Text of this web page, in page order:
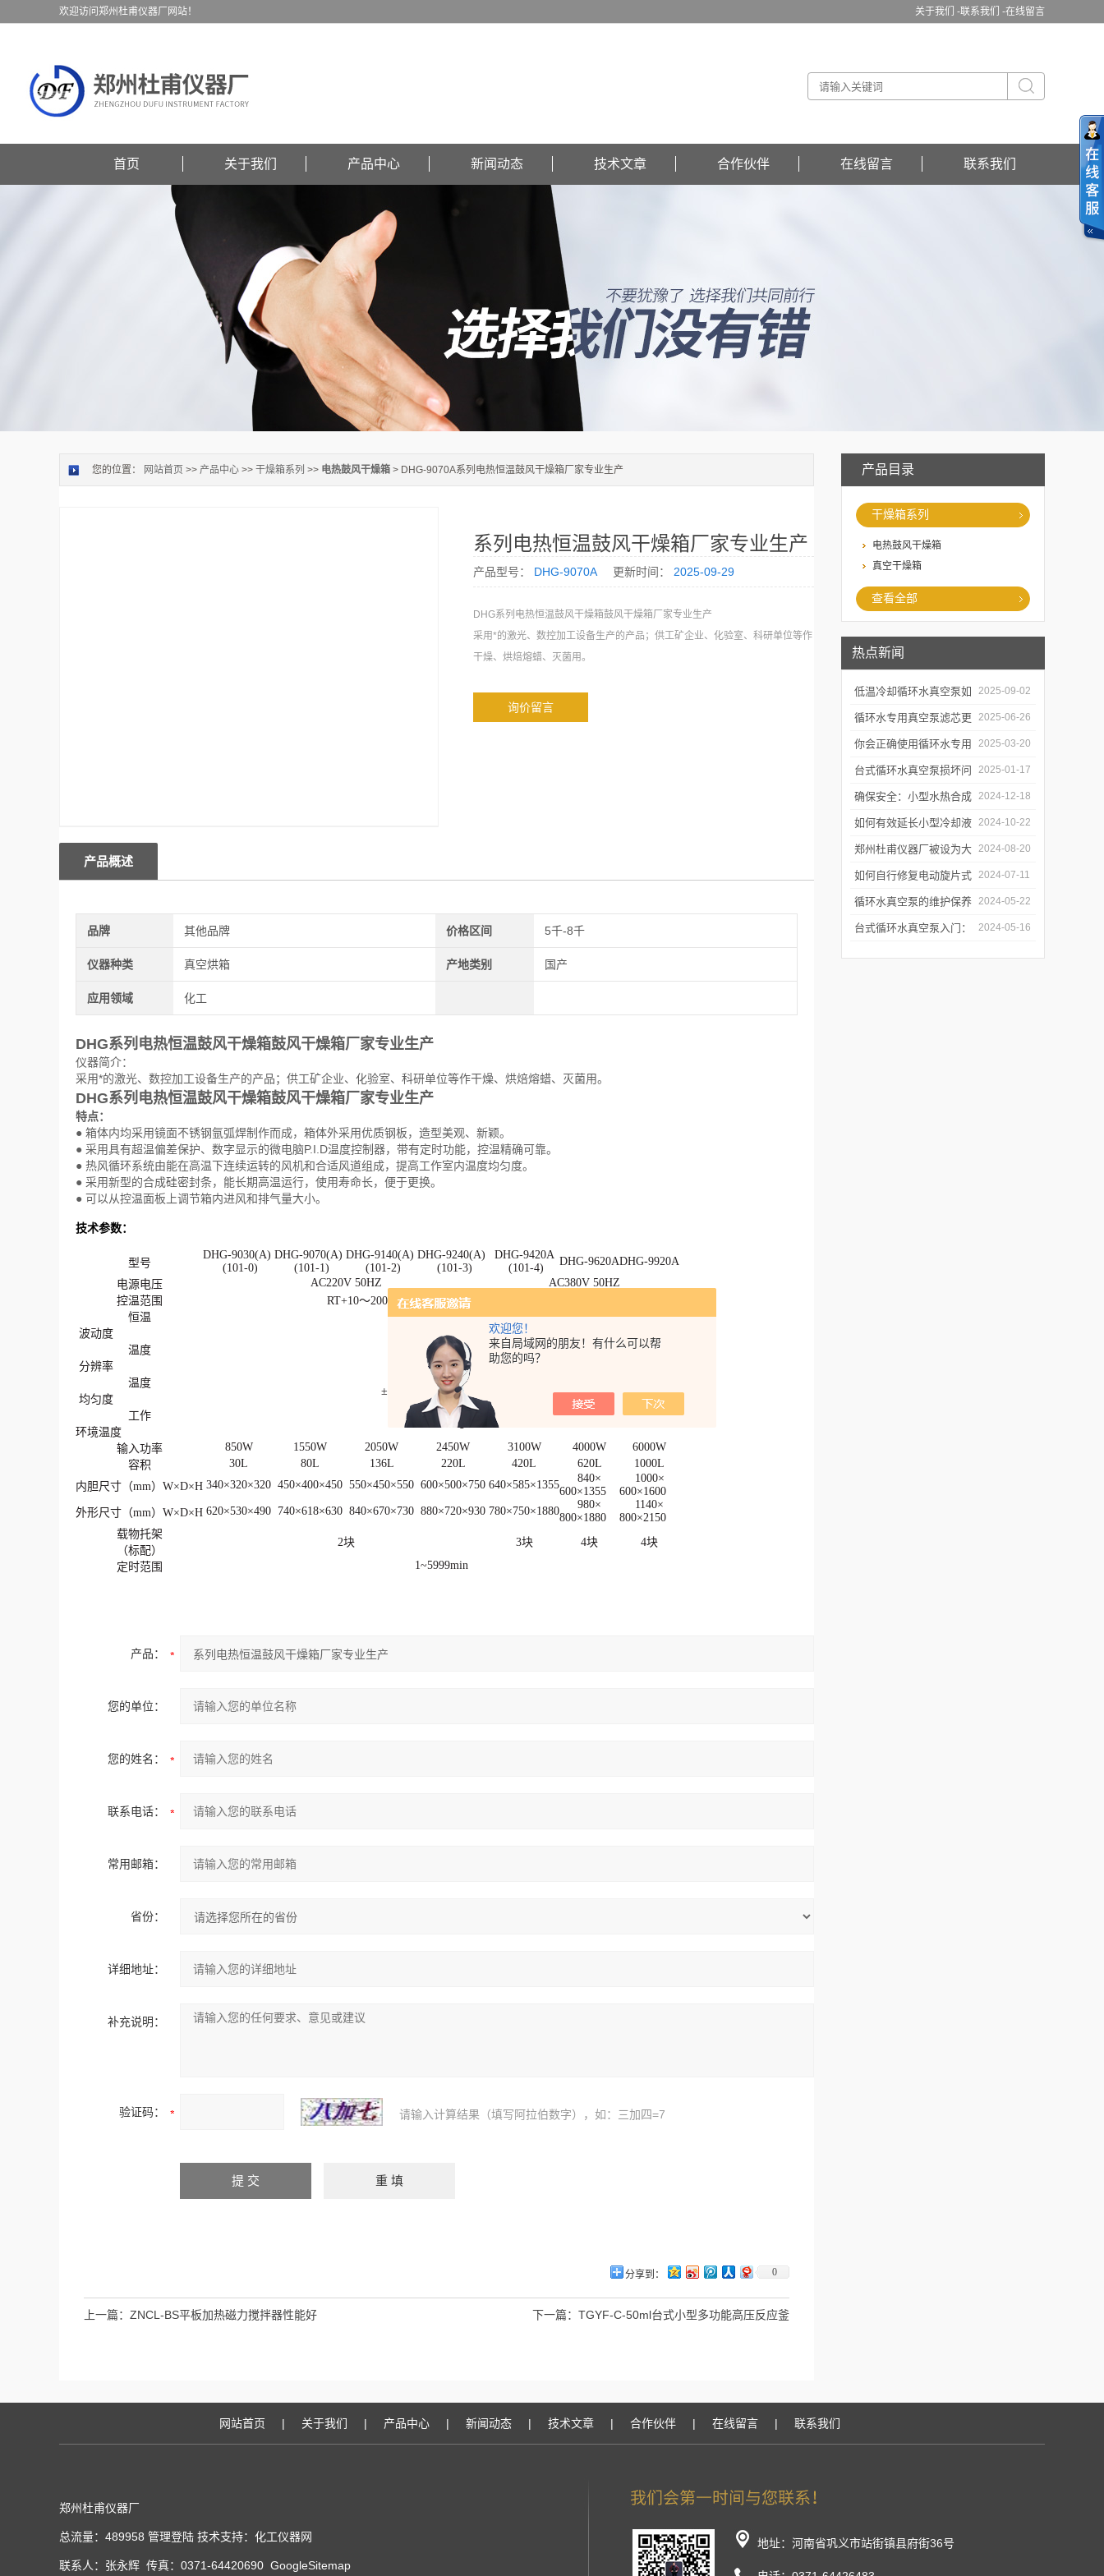
欢迎您！
来自局域网的朋友！有什么可以帮
助您的吗？
关于我们 -联系我们 -在线留言
欢迎访问郑州杜甫仪器厂网站！
首页 关于我们 产品中心 新闻动态 技术文章 合作伙伴 在线留言 联系我们
产品目录
干燥箱系列
电热鼓风干燥箱
真空干燥箱
查看全部
热点新闻
低温冷却循环水真空泵如
何提升制冷与真空效率？
2025-09-02
循环水专用真空泵滤芯更
换周期：基于水质污染度
的判断方法
2025-06-26
你会正确使用循环水专用
真空泵吗？
2025-03-20
台式循环水真空泵损坏问
题诊断与预防措施
2025-01-17
确保安全：小型水热合成
反应釜的操作与维护建议
2024-12-18
如何有效延长小型冷却液
水循环泵的使用寿命？
2024-10-22
郑州杜甫仪器厂被设为大
学生实习就业基地
2024-08-20
如何自行修复电动旋片式
真空泵无法启动的问题
2024-07-11
循环水真空泵的维护保养
与故障排除指南
2024-05-22
台式循环水真空泵入门： 2024-05-16
您的位置： 网站首页 >> 产品中心 >> 干燥箱系列 >> 电热鼓风干燥箱 > DHG-9070A系列电热恒温鼓风干燥箱厂家专业生产
系列电热恒温鼓风干燥箱厂家专业生产
产品型号： DHG-9070A 更新时间： 2025-09-29
DHG系列电热恒温鼓风干燥箱鼓风干燥箱厂家专业生产
采用*的激光、数控加工设备生产的产品；供工矿企业、化验室、科研单位等作
干燥、烘焙熔蜡、灭菌用。
询价留言
产品概述
品牌 其他品牌 价格区间 5千-8千
仪器种类 真空烘箱 产地类别 国产
应用领域 化工
DHG系列电热恒温鼓风干燥箱鼓风干燥箱厂家专业生产
仪器简介：
采用*的激光、数控加工设备生产的产品；供工矿企业、化验室、科研单位等作干燥、烘焙熔蜡、灭菌用。
DHG系列电热恒温鼓风干燥箱鼓风干燥箱厂家专业生产
特点：
● 箱体内均采用镜面不锈钢氩弧焊制作而成，箱体外采用优质钢板，造型美观、新颖。
● 采用具有超温偏差保护、数字显示的微电脑P.I.D温度控制器，带有定时功能，控温精确可靠。
● 热风循环系统由能在高温下连续运转的风机和合适风道组成，提高工作室内温度均匀度。
● 采用新型的合成硅密封条，能长期高温运行，使用寿命长，便于更换。
● 可以从控温面板上调节箱内进风和排气量大小。
技术参数：
型号
DHG-9030(A)
(101-0)
DHG-9070(A)
(101-1)
DHG-9140(A)
(101-2)
DHG-9240(A)
(101-3)
DHG-9420A
(101-4)
DHG-9620ADHG-9920A
电源电压
AC220V 50HZ
AC380V 50HZ
控温范围
RT+10～200℃/RT+10～250℃（需订货说明）
恒温
波动度
温度
分辨率
0.1℃
温度
均匀度
±3%（测试点为100℃）
工作
环境温度
+5～40℃
输入功率
850W 1550W 2050W 2450W 3100W 4000W
6000W
容积
30L 80L 136L 220L 420L 620L
1000L
内胆尺寸（mm）W×D×H 340×320×320 450×400×450 550×450×550 600×500×750 640×585×1355
840×
600×1355
1000×
600×1600
外形尺寸（mm）W×D×H 620×530×490 740×618×630 840×670×730 880×720×930 780×750×1880
980×
800×1880
1140×
800×2150
载物托架
（标配）
2块 3块 4块
4块
定时范围
1~5999min
产品：
您的单位：
您的姓名：
联系电话：
常用邮箱：
省份：
详细地址：
补充说明：
验证码： 请输入计算结果（填写阿拉伯数字），如：三加四=7
分享到： 0
上一篇： ZNCL-BS平板加热磁力搅拌器性能好 下一篇： TGYF-C-50ml台式小型多功能高压反应釜
网站首页 | 关于我们 | 产品中心 | 新闻动态 | 技术文章 | 合作伙伴 | 在线留言 | 联系我们
郑州杜甫仪器厂
总流量：489958 管理登陆 技术支持： 化工仪器网
联系人：张永辉 传真：0371-64420690 GoogleSitemap
地址：河南省巩义市站街镇县府街36号